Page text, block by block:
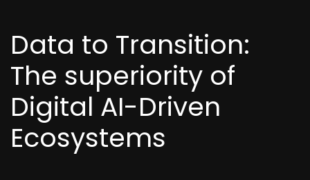
Data to Transition:
The superiority of
Digital AI-Driven
Ecosystems